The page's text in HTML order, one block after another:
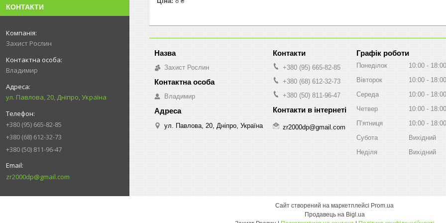
КОНТАКТИ
Захист Рослин
Владимир
ул. Павлова, 20, Дніпро, Україна
+380 (95) 665-82-85
+380 (68) 612-32-73
+380 (50) 811-96-47
zr2000dp@gmail.com
Захист Рослин
Владимир
ул. Павлова, 20, Дніпро, Україна
+380 (95) 665-82-85
+380 (68) 612-32-73
+380 (50) 811-96-47
zr2000dp@gmail.com
Графік роботи
Понеділок 10:00
18:00
Вівторок
10:00
18:00
Середа
10:00
18:00
Четвер
10:00
18:00
Пʼятниця
10:00
18:00
Субота
Вихідний
Неділя
Вихідний
Сайт створений на маркетплейсі Prom.ua
Продавець на Bigl.ua